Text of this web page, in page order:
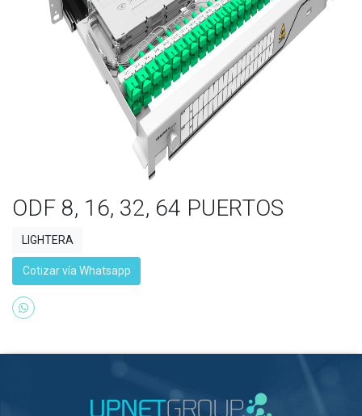
ODF 8, 16, 32, 64 PUERTOS
LIGHTERA
Cotizar vía Whatsapp